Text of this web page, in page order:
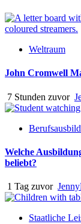
Weltraum
John Cromwell
7 Stunden zuvor
Welche
beliebt?
1 Tag zuvor
Staatliche